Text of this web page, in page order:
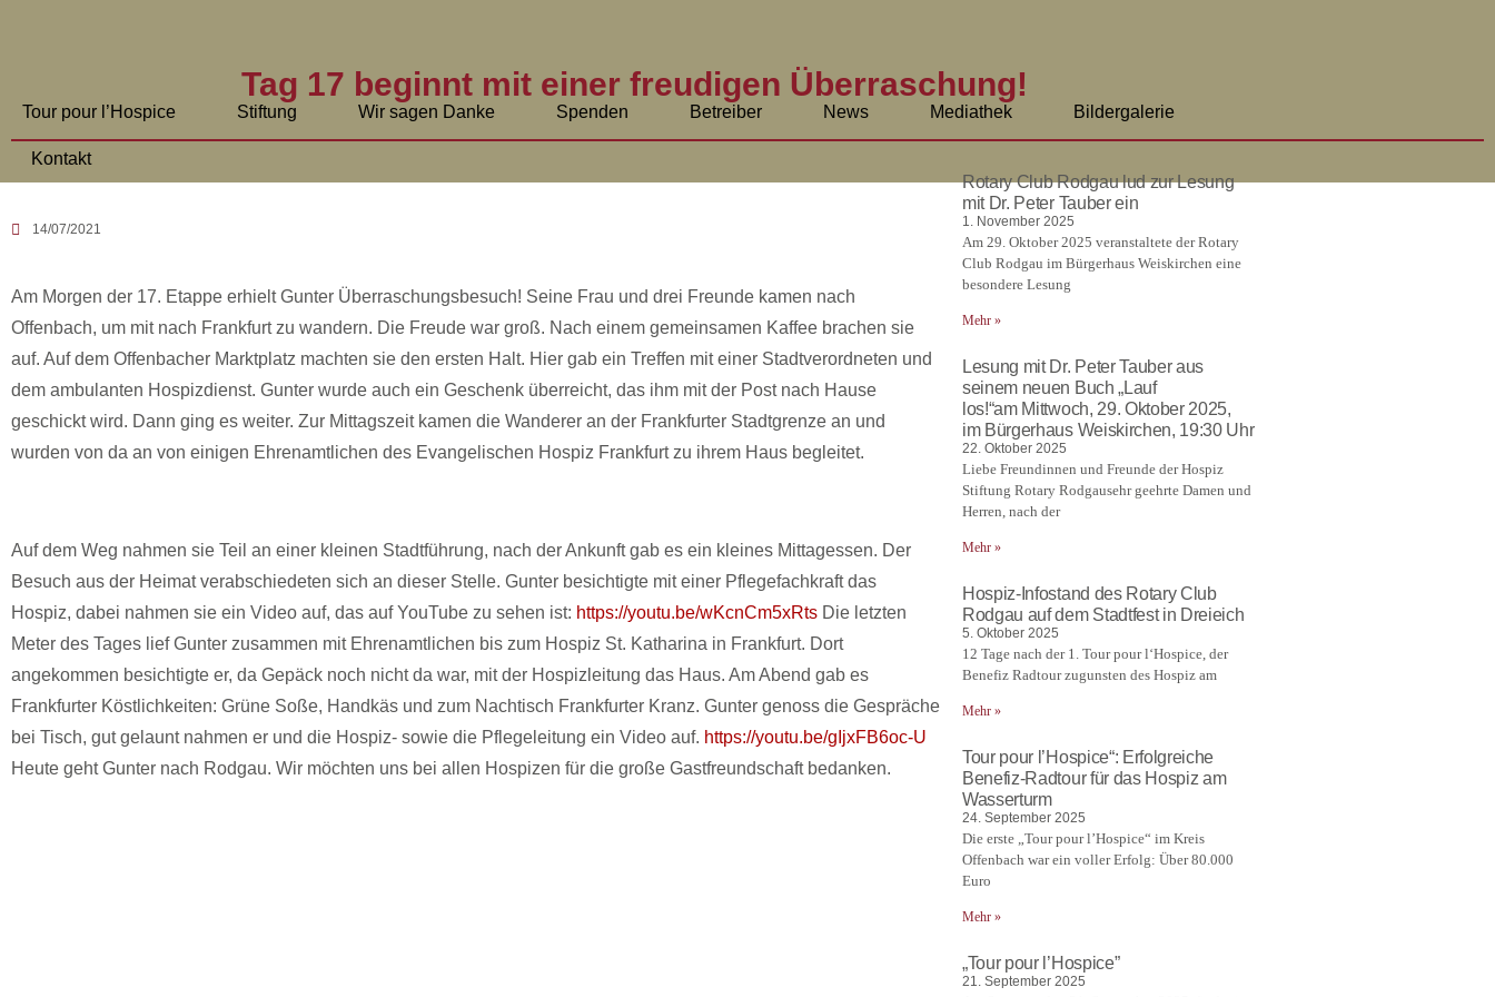
Tour pour l’Hospice Stiftung Wir sagen Danke Spenden Betreiber News Mediathek Bildergalerie
Kontakt
Tag 17 beginnt mit einer freudigen Überraschung!
14/07/2021
Am Morgen der 17. Etappe erhielt Gunter Überraschungsbesuch! Seine Frau und drei Freunde kamen nach
Offenbach, um mit nach Frankfurt zu wandern. Die Freude war groß. Nach einem gemeinsamen Kaffee brachen sie
auf. Auf dem Offenbacher Marktplatz machten sie den ersten Halt. Hier gab ein Treffen mit einer Stadtverordneten und
dem ambulanten Hospizdienst. Gunter wurde auch ein Geschenk überreicht, das ihm mit der Post nach Hause
geschickt wird. Dann ging es weiter. Zur Mittagszeit kamen die Wanderer an der Frankfurter Stadtgrenze an und
wurden von da an von einigen Ehrenamtlichen des Evangelischen Hospiz Frankfurt zu ihrem Haus begleitet.
Auf dem Weg nahmen sie Teil an einer kleinen Stadtführung, nach der Ankunft gab es ein kleines Mittagessen. Der
Besuch aus der Heimat verabschiedeten sich an dieser Stelle. Gunter besichtigte mit einer Pflegefachkraft das
Hospiz, dabei nahmen sie ein Video auf, das auf YouTube zu sehen ist: https://youtu.be/wKcnCm5xRts Die letzten
Meter des Tages lief Gunter zusammen mit Ehrenamtlichen bis zum Hospiz St. Katharina in Frankfurt. Dort
angekommen besichtigte er, da Gepäck noch nicht da war, mit der Hospizleitung das Haus. Am Abend gab es
Frankfurter Köstlichkeiten: Grüne Soße, Handkäs und zum Nachtisch Frankfurter Kranz. Gunter genoss die Gespräche
bei Tisch, gut gelaunt nahmen er und die Hospiz- sowie die Pflegeleitung ein Video auf. https://youtu.be/gIjxFB6oc-U
Heute geht Gunter nach Rodgau. Wir möchten uns bei allen Hospizen für die große Gastfreundschaft bedanken.
Rotary Club Rodgau lud zur Lesung
mit Dr. Peter Tauber ein
1. November 2025
Am 29. Oktober 2025 veranstaltete der Rotary
Club Rodgau im Bürgerhaus Weiskirchen eine
besondere Lesung
Mehr »
Lesung mit Dr. Peter Tauber aus
seinem neuen Buch „Lauf
los!“am Mittwoch, 29. Oktober 2025,
im Bürgerhaus Weiskirchen, 19:30 Uhr
22. Oktober 2025
Liebe Freundinnen und Freunde der Hospiz
Stiftung Rotary Rodgausehr geehrte Damen und
Herren, nach der
Mehr »
Hospiz-Infostand des Rotary Club
Rodgau auf dem Stadtfest in Dreieich
5. Oktober 2025
12 Tage nach der 1. Tour pour l‘Hospice, der
Benefiz Radtour zugunsten des Hospiz am
Mehr »
Tour pour l’Hospice“: Erfolgreiche
Benefiz-Radtour für das Hospiz am
Wasserturm
24. September 2025
Die erste „Tour pour l’Hospice“ im Kreis
Offenbach war ein voller Erfolg: Über 80.000
Euro
Mehr »
„Tour pour l’Hospice”
21. September 2025